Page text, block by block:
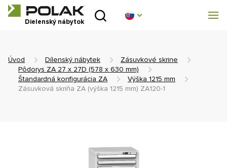
Dielenský nábytok
Úvod
O nás
Na stiahnutie
Úvod Dílenský nábytek
Zásuvkové skrine
Pôdorys ZA 27 x 27D (578 x 630 mm)
Štandardná konfigurácia ZA
Výška 1215 mm
Zásuvková skriňa ZA (výška 1215 mm) ZA120-1